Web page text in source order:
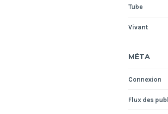
Tube
Vivant
MÉTA
Connexion
Flux des